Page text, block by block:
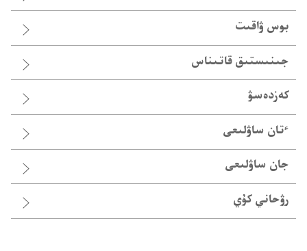
بوس ۋاقىت
جىنىستىق قاتىناس
كەزدەسۋ
ٴ‌تان ساۋلىعى
جان ساۋلىعى
رۋحاني كۇي